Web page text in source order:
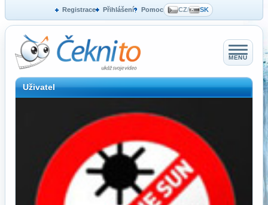
Registrace Přihlášení Pomoc CZ/ SK
MENU
Uživatel